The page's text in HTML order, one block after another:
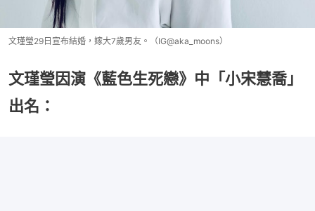
文瑾瑩29日宣布結婚，嫁大7歲男友。（IG@aka_moons）
文瑾瑩因演《藍色生死戀》中「小宋慧喬」
出名：